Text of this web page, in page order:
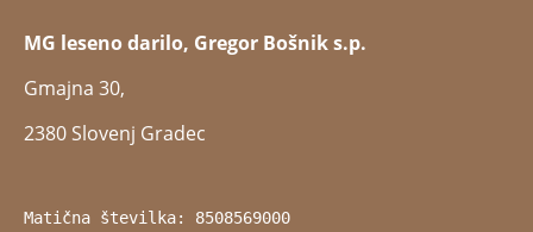
MG leseno darilo, Gregor Bošnik s.p.
Gmajna 30,
2380 Slovenj Gradec
Matična številka: 8508569000